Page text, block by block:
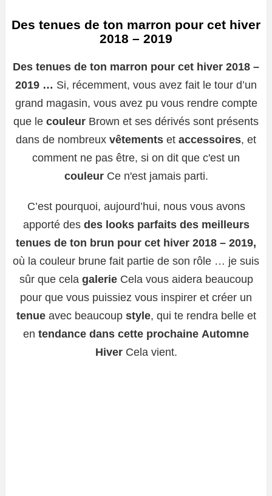
Des tenues de ton marron pour cet hiver
2018 – 2019
Des tenues de ton marron pour cet hiver 2018 –
2019 … Si, récemment, vous avez fait le tour d’un
grand magasin, vous avez pu vous rendre compte
que le couleur Brown et ses dérivés sont présents
dans de nombreux vêtements et accessoires, et
comment ne pas être, si on dit que c'est un
couleurCe n'est jamais parti.
C’est pourquoi, aujourd’hui, nous vous avons
apporté des des looks parfaits des meilleurs
tenues de ton brun pour cet hiver 2018 – 2019,
où la couleur brune fait partie de son rôle … je suis
sûr que cela galerieCela vous aidera beaucoup
pour que vous puissiez vous inspirer et créer un
tenueavec beaucoup style, qui te rendra belle et
en tendance dans cette prochaine Automne
HiverCela vient.